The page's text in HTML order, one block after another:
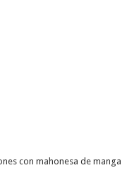
con mahonesa de manga